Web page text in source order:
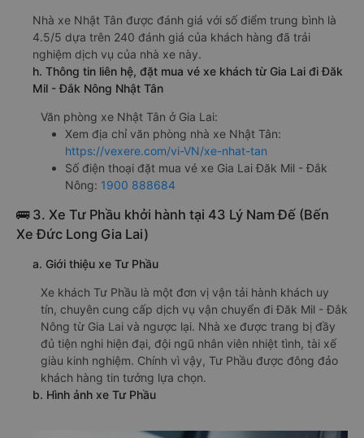
Nhà xe Nhật Tân được đánh giá với số điểm trung bình là
4.5/5 dựa trên 240 đánh giá của khách hàng đã trải
nghiệm dịch vụ của nhà xe này.
h. Thông tin liên hệ, đặt mua vé xe khách từ Gia Lai đi Đăk
Mil - Đắk Nông Nhật Tân
Văn phòng xe Nhật Tân ở Gia Lai:
Xem địa chỉ văn phòng nhà xe Nhật Tân:
https://vexere.com/vi-VN/xe-nhat-tan
Số điện thoại đặt mua vé xe Gia Lai Đăk Mil - Đắk
Nông: 1900 888684
🚌 3. Xe Tư Phầu khởi hành tại 43 Lý Nam Đế (Bến
Xe Đức Long Gia Lai)
a. Giới thiệu xe Tư Phầu
Xe khách Tư Phầu là một đơn vị vận tải hành khách uy
tín, chuyên cung cấp dịch vụ vận chuyển đi Đăk Mil - Đắk
Nông từ Gia Lai và ngược lại. Nhà xe được trang bị đầy
đủ tiện nghi hiện đại, đội ngũ nhân viên nhiệt tình, tài xế
giàu kinh nghiệm. Chính vì vậy, Tư Phầu được đông đảo
khách hàng tin tưởng lựa chọn.
b. Hình ảnh xe Tư Phầu